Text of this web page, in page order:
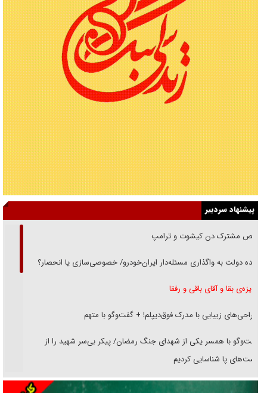
پیشنهاد سردبیر
رقص مشترک دن کیشوت و ترامپ
دنده دولت به واگذاری مسئله‌دار ایران‌خودرو/ خصوصی‌سازی یا انحصار؟
غریزه‌ی بقا و آقای باقی و رفقا
جراحی‌های زیبایی با مدرک فوق‌دیپلم! + گفت‌وگو با متهم
گفت‌وگو با همسر یکی از شهدای جنگ رمضان/ پیکر بی‌سر شهید را از
انگشت‌های پا شناسایی کردیم
نسلی که آنلاین الگو می‌گیرد